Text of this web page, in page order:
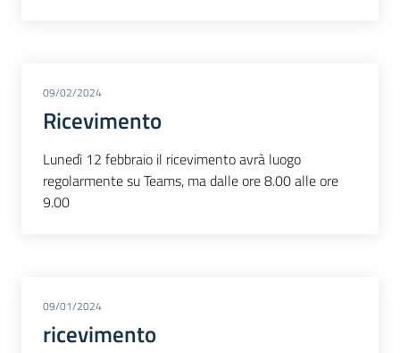
09/02/2024
Ricevimento
Lunedì 12 febbraio il ricevimento avrà luogo
regolarmente su Teams, ma dalle ore 8.00 alle ore
9.00
09/01/2024
ricevimento